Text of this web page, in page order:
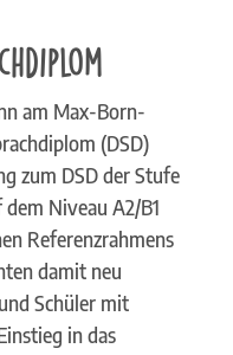
am Max-Born-
(DSD)
zum DSD der Stufe
Niveau A2/B1
Referenzrahmens
damit neu
Schüler mit
in das